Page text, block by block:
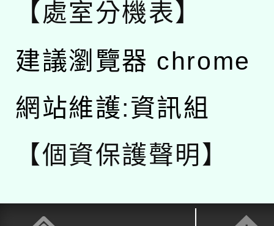
【處室分機表】
建議瀏覽器 chrome
網站維護:資訊組
【個資保護聲明】